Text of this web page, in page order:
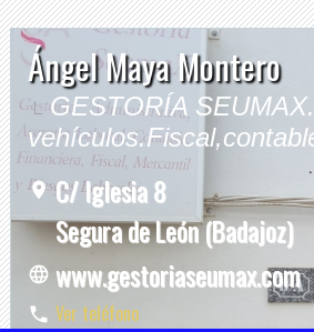
Ángel Maya Montero
GESTORÍA
C/ Iglesia 8
Segura de León (Badajoz)
www.gestoriaseumax.com
Ver teléfono